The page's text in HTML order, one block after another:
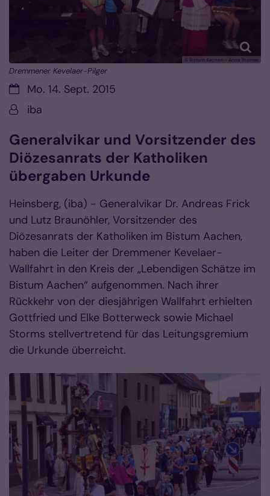
© Bistum Aachen - Anna Thomas
Dremmener Kevelaer-Pilger
Datum:Mo. 14. Sept. 2015
Von:iba
Generalvikar und Vorsitzender des
Diözesanrats der Katholiken
übergaben Urkunde
Heinsberg, (iba) - Generalvikar Dr. Andreas Frick
und Lutz Braunöhler, Vorsitzender des
Diözesanrats der Katholiken im Bistum Aachen,
haben die Leiter der Dremmener Kevelaer-
Wallfahrt in den Kreis der „Lebendigen Schätze im
Bistum Aachen“ aufgenommen. Nach ihrer
Rückkehr von der diesjährigen Wallfahrt erhielten
Gottfried und Elke Botterweck sowie Michael
Storms stellvertretend für das Leitungsgremium
die Urkunde überreicht.